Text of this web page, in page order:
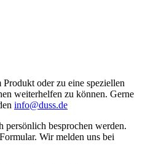
oder zu eine speziellen
weiterhelfen zu können. Gerne
info@duss.de
persönlich besprochen werden.
Wir melden uns bei